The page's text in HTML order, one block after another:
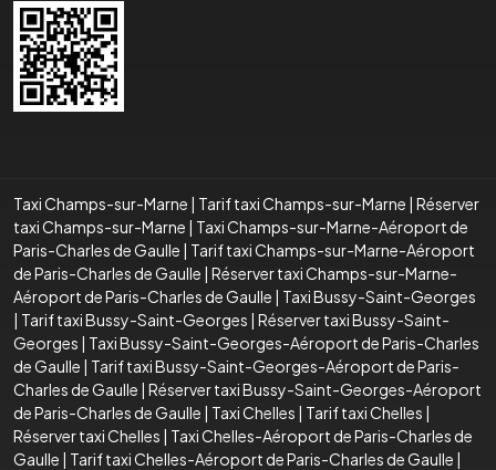
Taxi Champs-sur-Marne | Tarif taxi Champs-sur-Marne | Réserver
taxi Champs-sur-Marne | Taxi Champs-sur-Marne-Aéroport de
Paris-Charles de Gaulle | Tarif taxi Champs-sur-Marne-Aéroport
de Paris-Charles de Gaulle | Réserver taxi Champs-sur-Marne-
Aéroport de Paris-Charles de Gaulle | Taxi Bussy-Saint-Georges
| Tarif taxi Bussy-Saint-Georges | Réserver taxi Bussy-Saint-
Georges | Taxi Bussy-Saint-Georges-Aéroport de Paris-Charles
de Gaulle | Tarif taxi Bussy-Saint-Georges-Aéroport de Paris-
Charles de Gaulle | Réserver taxi Bussy-Saint-Georges-Aéroport
de Paris-Charles de Gaulle | Taxi Chelles | Tarif taxi Chelles |
Réserver taxi Chelles | Taxi Chelles-Aéroport de Paris-Charles de
Gaulle | Tarif taxi Chelles-Aéroport de Paris-Charles de Gaulle |